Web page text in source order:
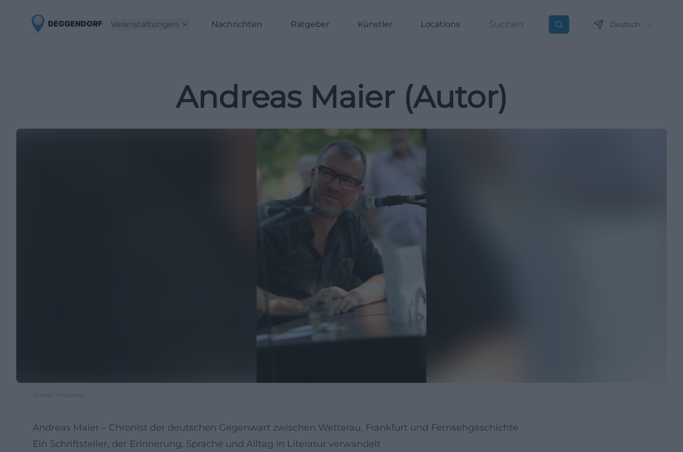
Veranstaltungen Nachrichten Ratgeber Künstler Locations Suchen Deutsch
Andreas Maier (Autor)
Quelle: Wikipedia
Andreas Maier – Chronist der deutschen Gegenwart zwischen Wetterau, Frankfurt und Fernsehgeschichte
Ein Schriftsteller, der Erinnerung, Sprache und Alltag in Literatur verwandelt